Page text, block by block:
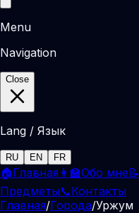
Menu
Navigation
Close
Lang / Язык
RU EN FR
🏠Главная 👩‍🏫Обо мне📝
Предметы📞Контакты
Главная/Города/Уржум